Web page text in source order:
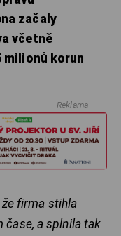
začaly
včetně
milionů korun
Reklama
firma stihla
čase, a splnila tak